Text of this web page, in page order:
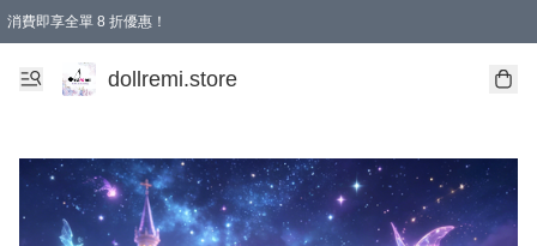
消費即享全單 8 折優惠！
購物滿 HKD 1500.00即享免運費優惠！（適用於 本地送貨、本地取貨、國際送貨 )
dollremi.store